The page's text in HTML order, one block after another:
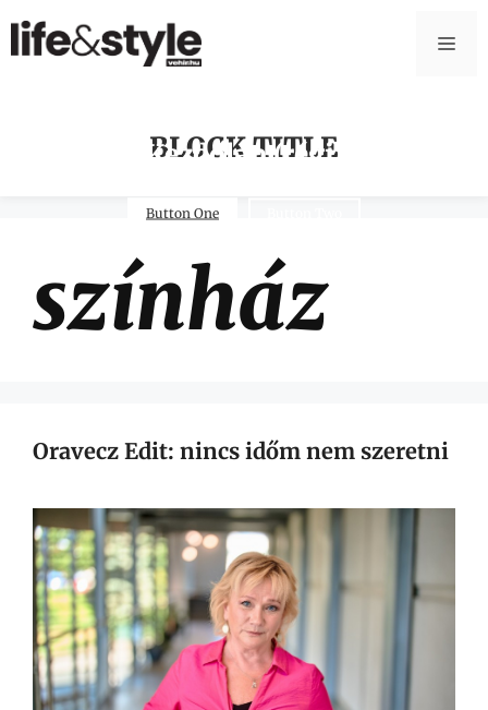
BLOCK TITLE
Kezdőlap (régi)
Button One
színház
Oravecz Edit: nincs időm nem szeretni